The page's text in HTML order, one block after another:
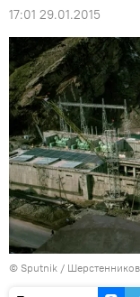
17:01 29.01.2015
© Sputnik / Шерстенников